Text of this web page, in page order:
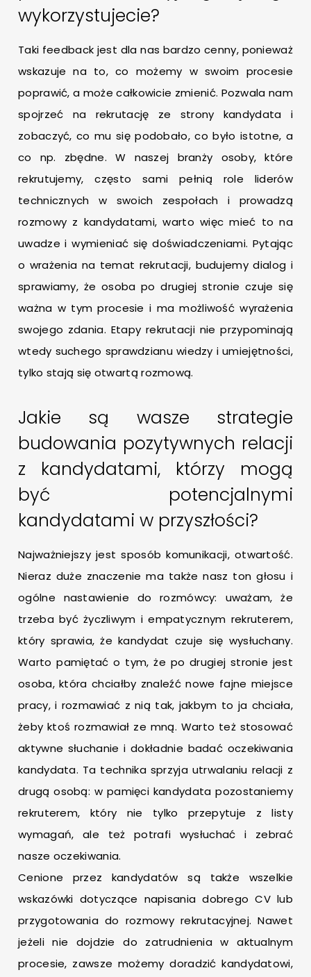
wykorzystujecie?
Taki feedback jest dla nas bardzo cenny, ponieważ
wskazuje na to, co możemy w swoim procesie
poprawić, a może całkowicie zmienić. Pozwala nam
spojrzeć na rekrutację ze strony kandydata i
zobaczyć, co mu się podobało, co było istotne, a
co np. zbędne. W naszej branży osoby, które
rekrutujemy, często sami pełnią role liderów
technicznych w swoich zespołach i prowadzą
rozmowy z kandydatami, warto więc mieć to na
uwadze i wymieniać się doświadczeniami. Pytając
o wrażenia na temat rekrutacji, budujemy dialog i
sprawiamy, że osoba po drugiej stronie czuje się
ważna w tym procesie i ma możliwość wyrażenia
swojego zdania. Etapy rekrutacji nie przypominają
wtedy suchego sprawdzianu wiedzy i umiejętności,
tylko stają się otwartą rozmową.
Jakie są wasze strategie
budowania pozytywnych relacji
z kandydatami, którzy mogą
być potencjalnymi
kandydatami w przyszłości?
Najważniejszy jest sposób komunikacji, otwartość.
Nieraz duże znaczenie ma także nasz ton głosu i
ogólne nastawienie do rozmówcy: uważam, że
trzeba być życzliwym i empatycznym rekruterem,
który sprawia, że kandydat czuje się wysłuchany.
Warto pamiętać o tym, że po drugiej stronie jest
osoba, która chciałby znaleźć nowe fajne miejsce
pracy, i rozmawiać z nią tak, jakbym to ja chciała,
żeby ktoś rozmawiał ze mną. Warto też stosować
aktywne słuchanie i dokładnie badać oczekiwania
kandydata. Ta technika sprzyja utrwalaniu relacji z
drugą osobą: w pamięci kandydata pozostaniemy
rekruterem, który nie tylko przepytuje z listy
wymagań, ale też potrafi wysłuchać i zebrać
nasze oczekiwania.
Cenione przez kandydatów są także wszelkie
wskazówki dotyczące napisania dobrego CV lub
przygotowania do rozmowy rekrutacyjnej. Nawet
jeżeli nie dojdzie do zatrudnienia w aktualnym
procesie, zawsze możemy doradzić kandydatowi,